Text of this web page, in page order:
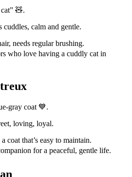
🧸.
cuddles, calm and gentle.
needs regular brushing.
who love having a cuddly cat in
gray coat 💙.
loving, loyal.
coat that’s easy to maintain.
for a peaceful, gentle life.